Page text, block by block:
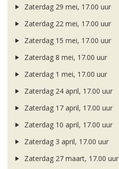
Zaterdag 29 mei, 17.00 uur
Zaterdag 22 mei, 17.00 uur
Zaterdag 15 mei, 17.00 uur
Zaterdag 8 mei, 17.00 uur
Zaterdag 1 mei, 17.00 uur
Zaterdag 24 april, 17.00 uur
Zaterdag 17 april, 17.00 uur
Zaterdag 10 april, 17.00 uur
Zaterdag 3 april, 17.00 uur
Zaterdag 27 maart, 17.00 uur